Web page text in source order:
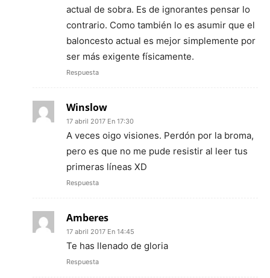
actual de sobra. Es de ignorantes pensar lo
contrario. Como también lo es asumir que el
baloncesto actual es mejor simplemente por
ser más exigente físicamente.
Respuesta
Winslow
17 abril 2017 En 17:30
A veces oigo visiones. Perdón por la broma,
pero es que no me pude resistir al leer tus
primeras líneas XD
Respuesta
Amberes
17 abril 2017 En 14:45
Te has llenado de gloria
Respuesta